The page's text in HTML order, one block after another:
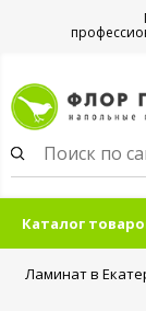
Каталог
Ламинат в